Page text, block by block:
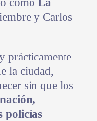
como La
y Carlos
prácticamente
la ciudad,
sin que los
policías